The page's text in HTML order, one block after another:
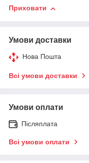
Приховати
Умови доставки
Нова Пошта
Всі умови доставки
Умови оплати
Післяплата
Всі умови оплати